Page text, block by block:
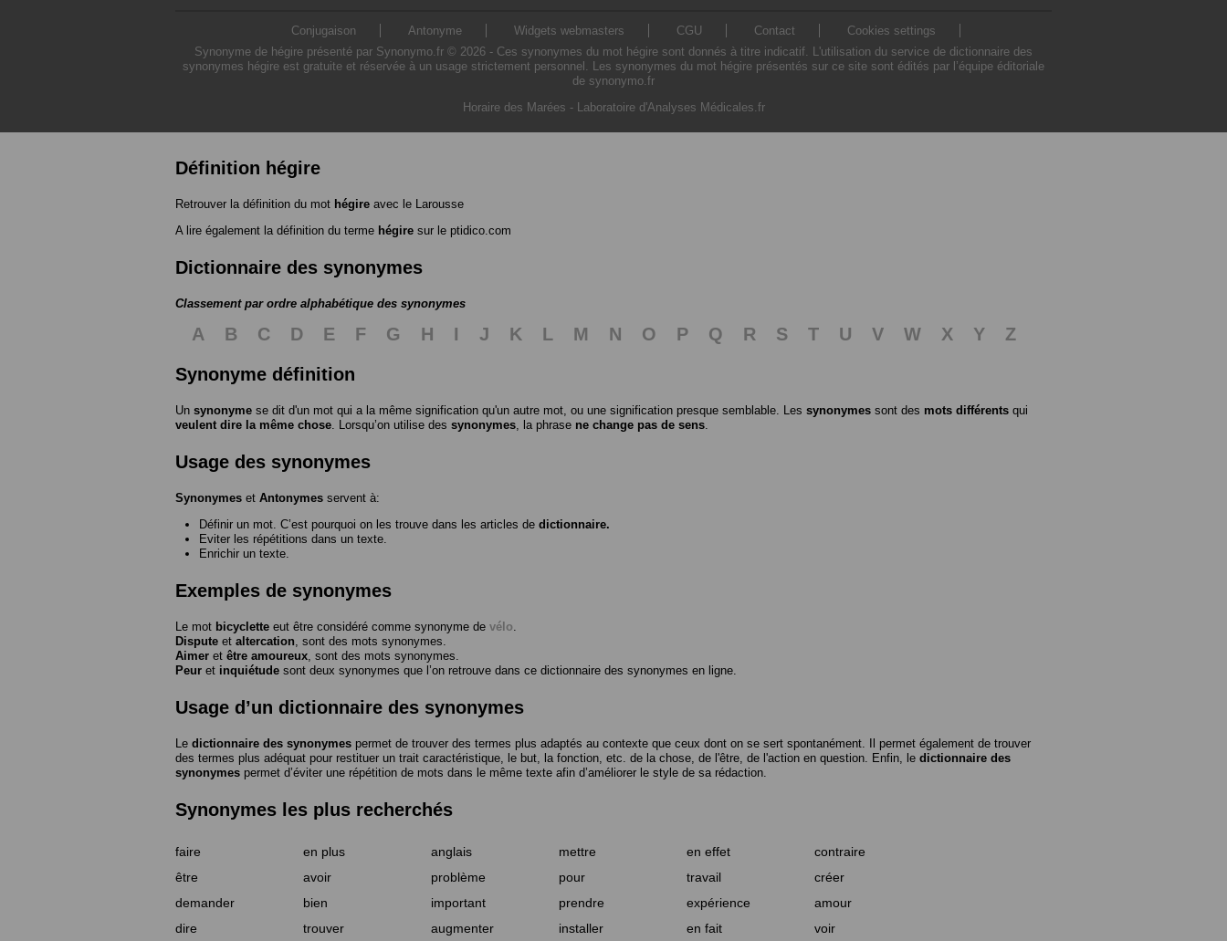
Conjugaison Antonyme Widgets webmasters CGU Contact
Cookies settings
Synonyme de hégire présenté par Synonymo.fr © 2026 - Ces synonymes du mot hégire sont donnés à titre indicatif. L'utilisation du service de dictionnaire des
synonymes hégire est gratuite et réservée à un usage strictement personnel. Les synonymes du mot hégire présentés sur ce site sont édités par l’équipe éditoriale
de synonymo.fr
Horaire des Marées - Laboratoire d'Analyses Médicales.fr
Définition hégire
Retrouver la définition du mot hégire avec le Larousse
A lire également la définition du terme hégire sur le ptidico.com
Dictionnaire des synonymes
Classement par ordre alphabétique des synonymes
A B C D E F G H I J K L M N O P Q R S T U V W X Y
Z
Synonyme définition
Un synonyme se dit d'un mot qui a la même signification qu'un autre mot, ou une signification presque semblable. Les synonymes sont des mots différents qui
veulent dire la même chose . Lorsqu’on utilise des synonymes , la phrase ne change pas de sens
Usage des synonymes
Synonymes et Antonymes servent à:
Définir un mot. C’est pourquoi on les trouve dans les articles de dictionnaire.
Eviter les répétitions dans un texte.
Enrichir un texte.
Exemples de synonymes
Le mot bicyclette eut être considéré comme synonyme de vélo
Dispute et altercation , sont des mots synonymes.
Aimer et être amoureux , sont des mots synonymes.
Peur et inquiétude sont deux synonymes que l’on retrouve dans ce dictionnaire des synonymes en ligne.
Usage d’un dictionnaire des synonymes
Le dictionnaire des synonymes permet de trouver des termes plus adaptés au contexte que ceux dont on se sert spontanément. Il permet également de trouver
des termes plus adéquat pour restituer un trait caractéristique, le but, la fonction, etc. de la chose, de l'être, de l'action en question. Enfin, le dictionnaire des
synonymes permet d’éviter une répétition de mots dans le même texte afin d’améliorer le style de sa rédaction.
Synonymes les plus recherchés
faire en plus anglais mettre en effet
contraire
être
avoir problème pour travail
créer
demander
bien important prendre expérience
amour
dire
trouver augmenter installer en fait voir